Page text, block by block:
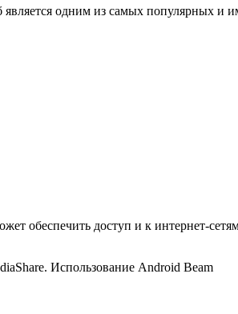
одним из самых популярных и
обеспечить доступ и к интернет-
Использование Android Beam